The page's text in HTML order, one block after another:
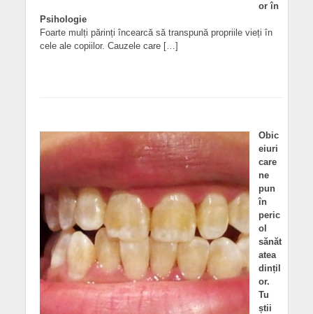
or în
Psihologie
Foarte mulți părinți încearcă să transpună propriile vieți în
cele ale copiilor. Cauzele care […]
Obic
eiuri
care
ne
pun
în
peric
ol
sănăt
atea
dințil
or.
Tu
știi